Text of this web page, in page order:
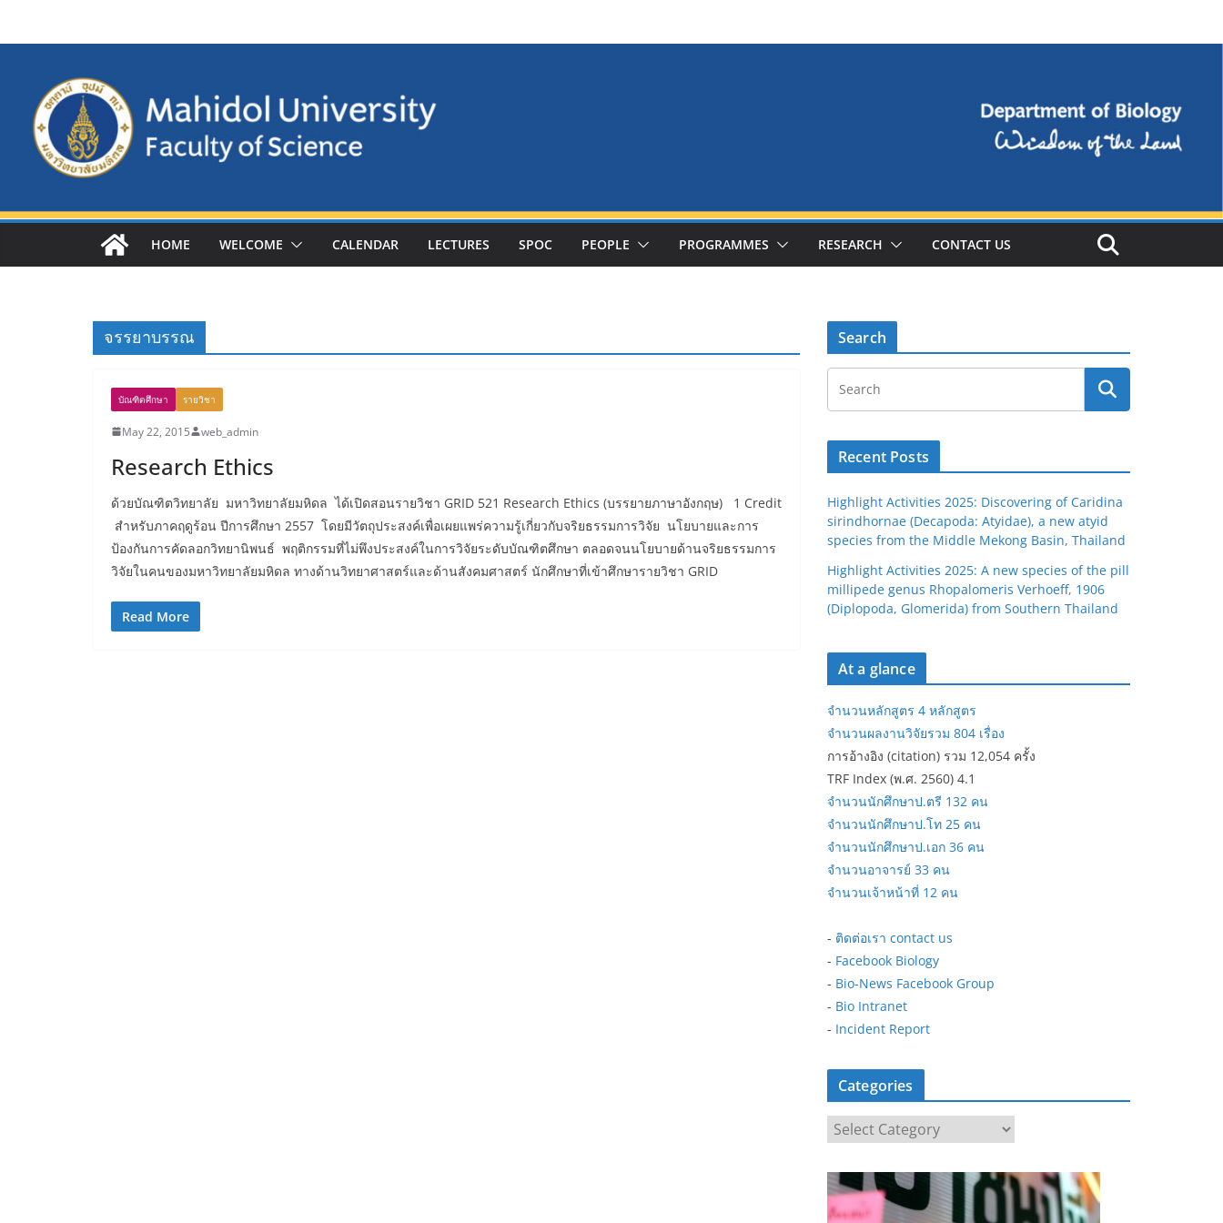
HOME WELCOME CALENDAR LECTURES SPOC PEOPLE PROGRAMMES RESEARCH CONTACT US
จรรยาบรรณ
บัณฑิตศึกษา รายวิชา
May 22, 2015 web_admin
Research Ethics
ด้วยบัณฑิตวิทยาลัย มหาวิทยาลัยมหิดล ได้เปิดสอนรายวิชา GRID 521 Research Ethics (บรรยายภาษาอังกฤษ) 1 Credit
สำหรับภาคฤดูร้อน ปีการศึกษา 2557 โดยมีวัตถุประสงค์เพื่อเผยแพร่ความรู้เกี่ยวกับจริยธรรมการวิจัย นโยบายและการ
ป้องกันการคัดลอกวิทยานิพนธ์ พฤติกรรมที่ไม่พึงประสงค์ในการวิจัยระดับบัณฑิตศึกษา ตลอดจนนโยบายด้านจริยธรรมการ
วิจัยในคนของมหาวิทยาลัยมหิดล ทางด้านวิทยาศาสตร์และด้านสังคมศาสตร์ นักศึกษาที่เข้าศึกษารายวิชา GRID
Read More
Search
Recent Posts
Highlight Activities 2025: Discovering of Caridina
sirindhornae (Decapoda: Atyidae), a new atyid
species from the Middle Mekong Basin, Thailand
Highlight Activities 2025: A new species of the pill
millipede genus Rhopalomeris Verhoeff, 1906
(Diplopoda, Glomerida) from Southern Thailand
At a glance
จำนวนหลักสูตร 4 หลักสูตร
จำนวนผลงานวิจัยรวม 804 เรื่อง
การอ้างอิง (citation) รวม 12,054 ครั้ง
TRF Index (พ.ศ. 2560) 4.1
จำนวนนักศึกษาป.ตรี 132 คน
จำนวนนักศึกษาป.โท 25 คน
จำนวนนักศึกษาป.เอก 36 คน
จำนวนอาจารย์ 33 คน
จำนวนเจ้าหน้าที่ 12 คน
- ติดต่อเรา contact us
- Facebook Biology
- Bio-News Facebook Group
- Bio Intranet
- Incident Report
Categories
a
t
e
g